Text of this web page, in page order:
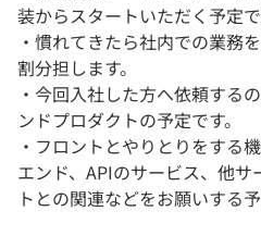
装からスタートいただく予定で
・慣れてきたら社内での業務
割分担します。
・今回入社した方へ依頼する
ンドプロダクトの予定です。
・フロントとやりとりをする
エンド、APIのサービス、他
トとの関連などをお願いする予